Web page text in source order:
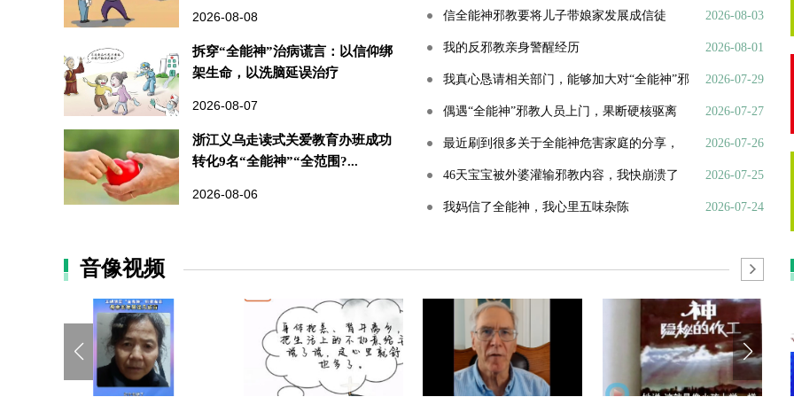
2026-08-08
拆穿“全能神”治病谎言：以信仰绑
架生命，以洗脑延误治疗
2026-08-07
浙江义乌走读式关爱教育办班成功
转化9名“全能神”“全范围?...
2026-08-06
2026-08-03
信全能神邪教要将儿子带娘家发展成信徒
2026-08-01
我的反邪教亲身警醒经历
2026-07-29
我真心恳请相关部门，能够加大对“全能神”邪
教的打击力度 2026-07-27
偶遇“全能神”邪教人员上门，果断硬核驱离
2026-07-26
最近刷到很多关于全能神危害家庭的分享，
瞬间勾起了我的一段深刻... 2026-07-25
46天宝宝被外婆灌输邪教内容，我快崩溃了
2026-07-24
我妈信了全能神，我心里五味杂陈
音像视频